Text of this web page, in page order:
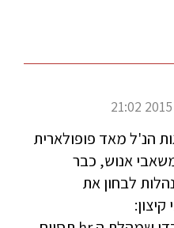
הנ'ל מאד פופולארית
אנוש, כבר
לבחון את